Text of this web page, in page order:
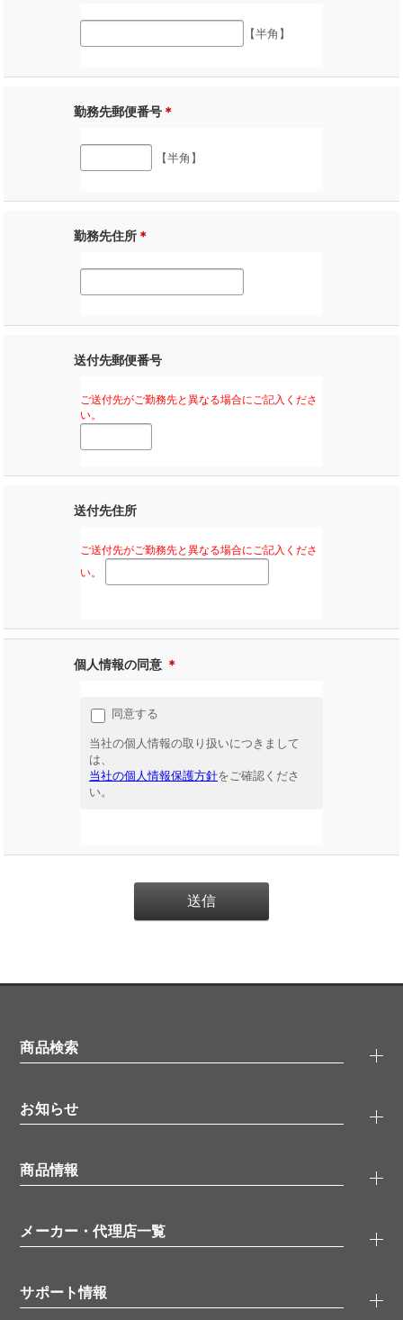
【半角】
勤務先郵便番号＊
【半角】
勤務先住所＊
送付先郵便番号
ご送付先がご勤務先と異なる場合にご記入くださ
い。
送付先住所
ご送付先がご勤務先と異なる場合にご記入くださ
い。
個人情報の同意 ＊
同意する
当社の個人情報の取り扱いにつきまして
は、
当社の個人情報保護方針をご確認くださ
い。
商品検索
タンパク質検索
ELISA/ELISpot検索
品番検索
お知らせ
無料サンプル
ウェビナー （オンラインセミナー）
学会・展示スケジュール
商品情報
抗体
シグナル伝達
糖類／レクチン
メーカー・代理店一覧
代理店
サポート情報